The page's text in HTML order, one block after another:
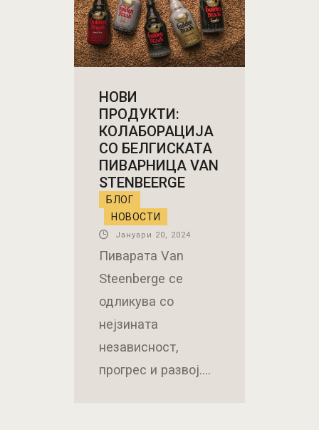
НОВИ
ПРОДУКТИ:
КОЛАБОРАЦИЈА
СО БЕЛГИСКАТА
ПИВАРНИЦА VAN
STENBEERGE
БЛОГ
НОВОСТИ
Јануари 20, 2024
Пиварата Van
Steenberge се
одликува со
нејзината
независност,
прогрес и развој.…